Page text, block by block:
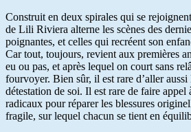
Construit en deux spirales qui se
de Lili Riviera alterne les scènes des
poignantes, et celles qui recréent son
Car tout, toujours, revient aux premières
eu ou pas, et après lequel on court sans
fourvoyer. Bien sûr, il est rare d’aller
détestation de soi. Il est rare de faire appel
radicaux pour réparer les blessures
fragile, sur lequel chacun se tient en